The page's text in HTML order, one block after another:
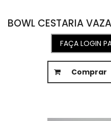
FAÇA LOGIN
Comprar